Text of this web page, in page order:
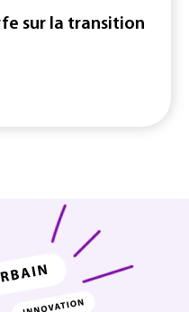
sur la transition